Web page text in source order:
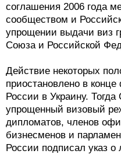
соглашения 2006 года
сообществом и
упрощении выдачи виз
Союза и Российской
Действие некоторых
приостановлено в
России в Украину.
упрощенный визовый
дипломатов, членов
бизнесменов и
России подписал указ